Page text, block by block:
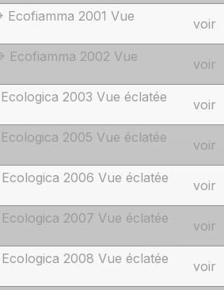
Ecofiamma 2001 Vue
voir
Ecofiamma 2002 Vue
voir
2003 Vue éclatée
voir
2005 Vue éclatée
voir
2006 Vue éclatée
voir
2007 Vue éclatée
voir
2008 Vue éclatée
voir